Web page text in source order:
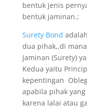
bentuk jenis
bentuk jaminan.;
Surety Bond
dua pihak,,di
Jaminan (Surety)
Kedua yaitu
kepentingan
apabila pihak
karena lalai atau